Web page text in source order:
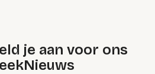
je aan voor ons